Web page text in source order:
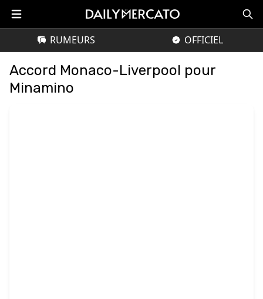
RUMEURS OFFICIEL
Accord Monaco-Liverpool pour
Minamino